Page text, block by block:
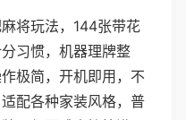
将玩法，144张带花
习惯，机器理牌整
极简，开机即用，不
配各种家装风格，普